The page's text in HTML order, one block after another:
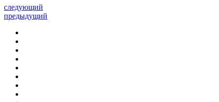
следующий
предыдущий